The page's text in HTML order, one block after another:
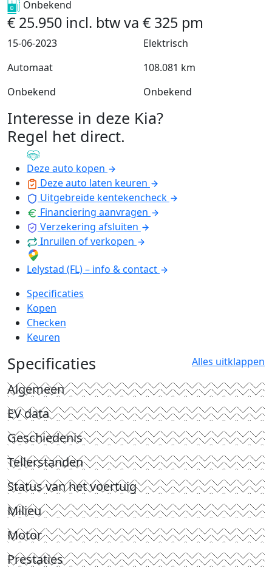
Onbekend
€ 25.950 incl. btwva € 325 pm
15-06-2023
Elektrisch
Automaat
108.081 km
Onbekend
Onbekend
Interesse in deze Kia?
Regel het direct.
Deze auto kopen
Deze auto laten keuren
Uitgebreide kentekencheck
Financiering aanvragen
Verzekering afsluiten
Inruilen of verkopen
Lelystad (FL) – info & contact
Specificaties
Kopen
Checken
Keuren
Specificaties Alles uitklappen
Algemeen
EV data
Geschiedenis
Tellerstanden
Status van het voertuig
Milieu
Motor
Prestaties